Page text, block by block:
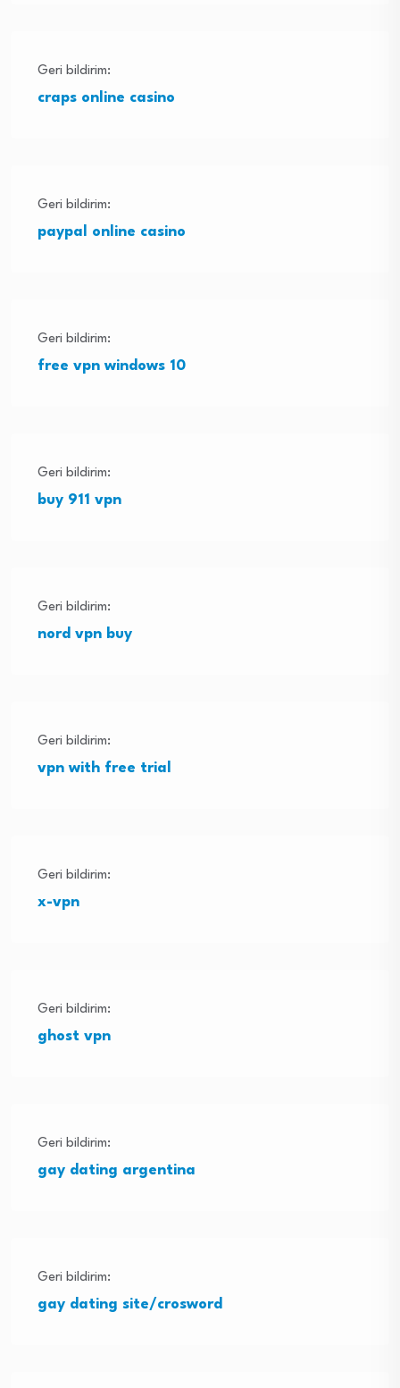
Geri bildirim:
craps online casino
Geri bildirim:
paypal online casino
Geri bildirim:
free vpn windows 10
Geri bildirim:
buy 911 vpn
Geri bildirim:
nord vpn buy
Geri bildirim:
vpn with free trial
Geri bildirim:
x-vpn
Geri bildirim:
ghost vpn
Geri bildirim:
gay dating argentina
Geri bildirim:
gay dating site/crosword